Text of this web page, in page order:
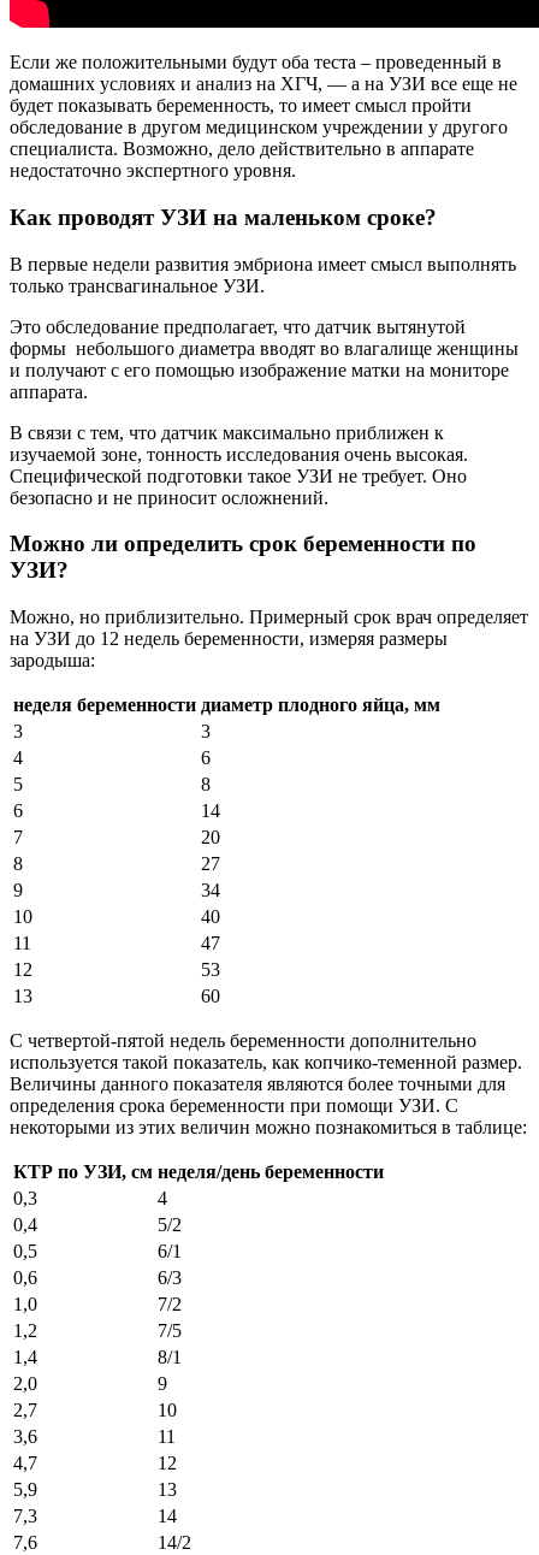
Если же положительными будут оба теста – проведенный в
домашних условиях и анализ на ХГЧ, — а на УЗИ все еще не
будет показывать беременность, то имеет смысл пройти
обследование в другом медицинском учреждении у другого
специалиста. Возможно, дело действительно в аппарате
недостаточно экспертного уровня.
Как проводят УЗИ на маленьком сроке?
В первые недели развития эмбриона имеет смысл выполнять
только трансвагинальное УЗИ.
Это обследование предполагает, что датчик вытянутой
формы небольшого диаметра вводят во влагалище женщины
и получают с его помощью изображение матки на мониторе
аппарата.
В связи с тем, что датчик максимально приближен к
изучаемой зоне, тонность исследования очень высокая.
Специфической подготовки такое УЗИ не требует. Оно
безопасно и не приносит осложнений.
Можно ли определить срок беременности по
УЗИ?
Можно, но приблизительно. Примерный срок врач определяет
на УЗИ до 12 недель беременности, измеряя размеры
зародыша:
неделя беременности диаметр плодного яйца, мм
3
3
4
6
5
8
6
14
7
20
8
27
9
34
10
40
11
47
12
53
13
60
С четвертой-пятой недель беременности дополнительно
используется такой показатель, как копчико-теменной размер.
Величины данного показателя являются более точными для
определения срока беременности при помощи УЗИ. С
некоторыми из этих величин можно познакомиться в таблице:
КТР по УЗИ, см неделя/день беременности
0,3
4
0,4
5/2
0,5
6/1
0,6
6/3
1,0
7/2
1,2
7/5
1,4
8/1
2,0
9
2,7
10
3,6
11
4,7
12
5,9
13
7,3
14
7,6
14/2